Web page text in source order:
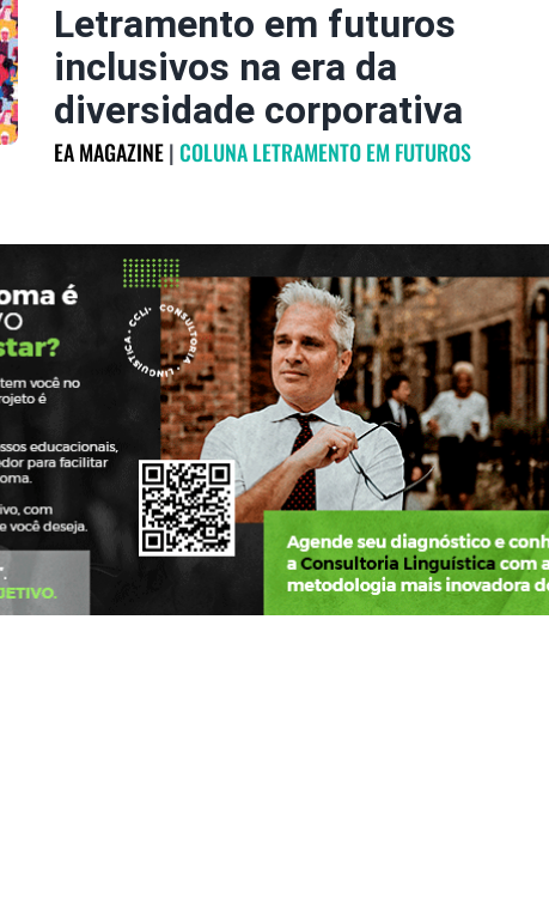
Letramento em futuros
inclusivos na era da
diversidade corporativa
EA MAGAZINE|COLUNA LETRAMENTO EM FUTUROS